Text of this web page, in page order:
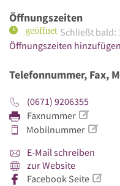
Öffnungszeiten
Schließt bald:
Öffnungszeiten hinzufügen
Telefonnummer, Fax,
(0671) 9206355
Faxnummer
Mobilnummer
E-Mail schreiben
zur Website
Facebook Seite